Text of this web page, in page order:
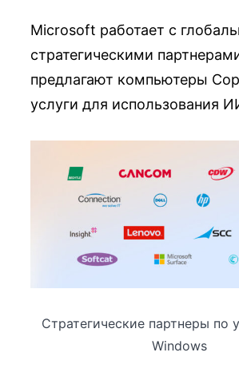
Microsoft работает с
стратегическими
предлагают компьютеры
услуги для использования
Стратегические партнеры по
Windows